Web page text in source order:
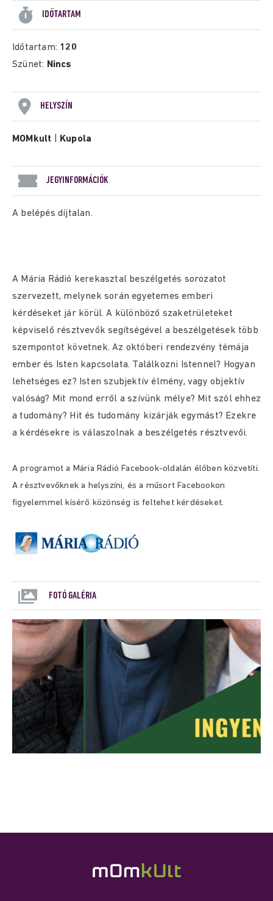
IDŐTARTAM
Időtartam: 120
Szünet: Nincs
HELYSZÍN
MOMkult Kupola
JEGYINFORMÁCIÓK
A belépés díjtalan.
A Mária Rádió kerekasztal beszélgetés sorozatot
szervezett, melynek során egyetemes emberi
kérdéseket jár körül. A különböző szaketrületeket
képviselő résztvevők segítségével a beszélgetések több
szempontot követnek. Az októberi rendezvény témája
ember és Isten kapcsolata. Találkozni Istennel? Hogyan
lehetséges ez? Isten szubjektív élmény, vagy objektív
valóság? Mit mond erről a szívünk mélye? Mit szól ehhez
a tudomány? Hit és tudomány kizárják egymást? Ezekre
a kérdésekre is válaszolnak a beszélgetés résztvevői.
A programot a Mária Rádió Facebook-oldalán élőben közvetíti.
A résztvevőknek a helyszíni, és a műsort Facebookon
figyelemmel kísérő közönség is feltehet kérdéseket.
FOTÓ GALÉRIA